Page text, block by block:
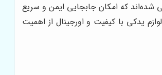
شده‌اند که امکان جابجایی ایمن و سریع
یدکی با کیفیت و اورجینال از اهمیت